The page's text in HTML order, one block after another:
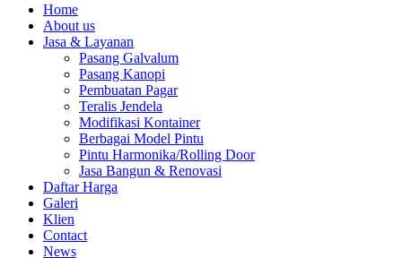
Home
About us
Jasa & Layanan
Pasang Galvalum
Pasang Kanopi
Pembuatan Pagar
Teralis Jendela
Modifikasi Kontainer
Berbagai Model Pintu
Pintu Harmonika/Rolling Door
Jasa Bangun & Renovasi
Daftar Harga
Galeri
Klien
Contact
News